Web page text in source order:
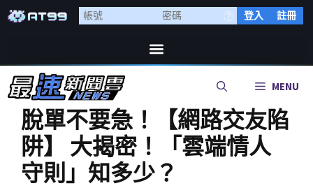
登入 註冊
MENU
脫單不要急！【網路交友陷
阱】 大揭密！「雲端情人
守則」知多少？